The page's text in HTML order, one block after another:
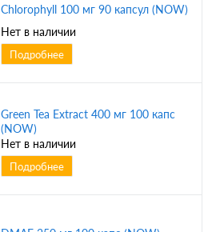
Chlorophyll 100 мг 90 капсул (NOW)
Нет в наличии
Подробнее
Green Tea Extract 400 мг 100 капс
(NOW)
Нет в наличии
Подробнее